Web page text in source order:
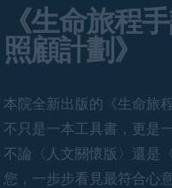
安居頤養長